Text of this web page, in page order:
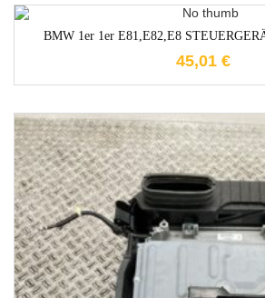
BMW 1er 1er E81,E82,E8
45,01 €